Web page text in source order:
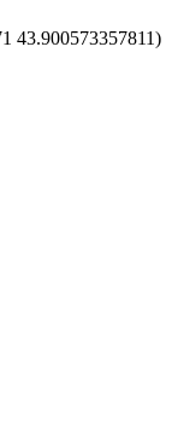
43.900573357811)